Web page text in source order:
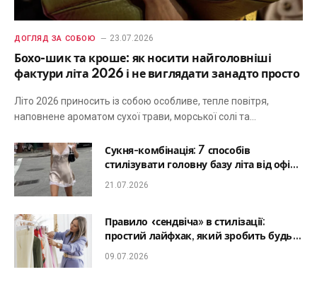
ДОГЛЯД ЗА СОБОЮ 23.07.2026
Бохо-шик та кроше: як носити найголовніші
фактури літа 2026 і не виглядати занадто просто
Літо 2026 приносить із собою особливе, тепле повітря,
наповнене ароматом сухої трави, морської солі та…
Сукня-комбінація: 7 способів
стилізувати головну базу літа від офісу
до романтичної вечері
21.07.2026
Правило «сендвіча» в стилізації:
простий лайфхак, який зробить будь-
який образ гармонійним
09.07.2026